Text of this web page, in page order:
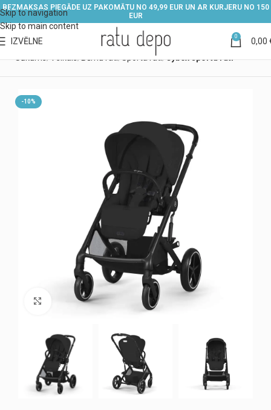
Skip to navigation
Skip to main content
BEZMAKSAS PIEGĀDE UZ PAKOMĀTU NO 49,99 EUR UN AR KURJERU NO 150
EUR
IZVĒLNE 0 0,00
Sporta rati
-10%
Noklikšķiniet, lai palielinātu